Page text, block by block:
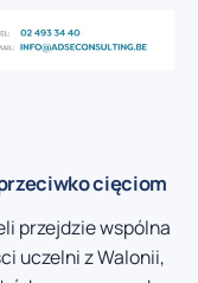
cięciom
przejdzie wspólna
uczelni z Walonii,